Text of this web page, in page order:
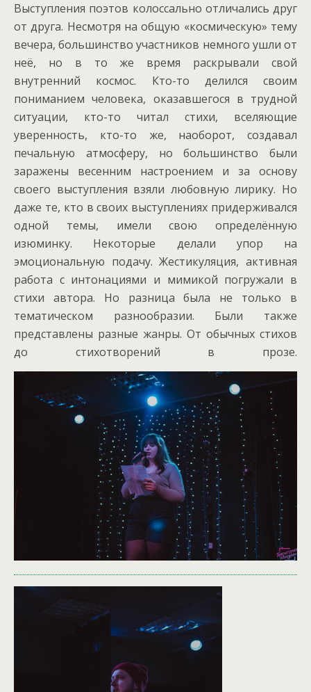
Выступления поэтов колоссально отличались друг
от друга. Несмотря на общую «космическую» тему
вечера, большинство участников немного ушли от
неё, но в то же время раскрывали свой
внутренний космос. Кто-то делился своим
пониманием человека, оказавшегося в трудной
ситуации, кто-то читал стихи, вселяющие
уверенность, кто-то же, наоборот, создавал
печальную атмосферу, но большинство были
заражены весенним настроением и за основу
своего выступления взяли любовную лирику. Но
даже те, кто в своих выступлениях придерживался
одной темы, имели свою определённую
изюминку. Некоторые делали упор на
эмоциональную подачу. Жестикуляция, активная
работа с интонациями и мимикой погружали в
стихи автора. Но разница была не только в
тематическом разнообразии. Были также
представлены разные жанры. От обычных стихов
до стихотворений в прозе.